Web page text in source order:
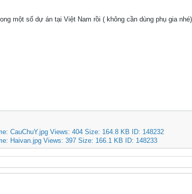
một số dự án tại Việt Nam rồi ( không cần dùng phụ gia nhé)